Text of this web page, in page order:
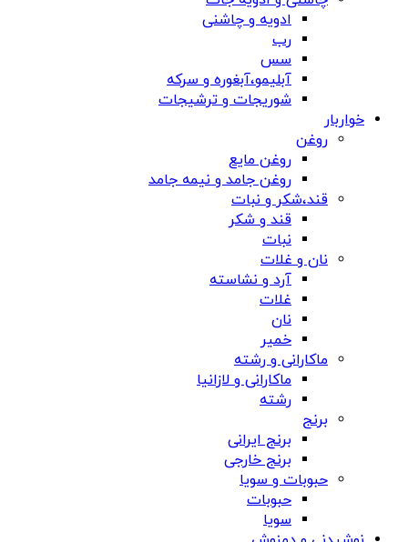
ادویه و چاشنی
رب
سس
آبلیمو،آبغوره و سرکه
شوریجات و ترشیجات
خواربار
روغن
روغن مایع
روغن جامد و نیمه جامد
قند،شکر و نبات
قند و شکر
نبات
نان و غلات
آرد و نشاسته
غلات
نان
خمیر
ماکارانی و رشته
ماکارانی و لازانیا
رشته
برنج
برنج ایرانی
برنج خارجی
حبوبات و سویا
حبوبات
سویا